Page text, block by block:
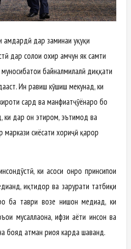
дар заминаи ҳуқуқи
дар солҳои охир ҳамчун як самти
байналмилалӣ диққати
Ин равиш кӯшиш мекунад, ки
сард ва манфиатҷӯёнаро бо
ки дар он эҳтиром, эътимод ва
маркази сиёсати хориҷӣ қарор
ки асоси онро принсипҳои
иқтидор ва зарурати татбиқи
ба таври возеҳ нишон медиҳад, ки
мусаллаҳона, ҳифзи ҳаёти инсон ва
бояд ҳатман риоя карда шаванд.